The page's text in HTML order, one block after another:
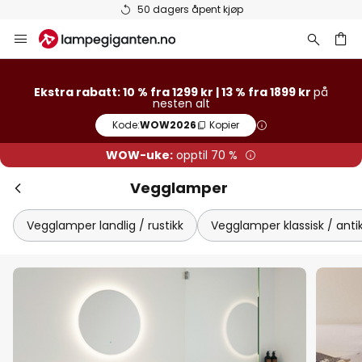
Varer på lager sendes raskt
Hopp
til
Ekstra rabatt: 10 % fra 1299 kr | 13 % fra 1899 kr på
nesten alt
Kode:WOW2026 Kopier
WOW-uke: opptil 70 %
Vegglamper
Vegglamper landlig / rustikk Vegglamper klassisk /
Ekstra rabatt
13 % rabatt
fra 1899 kr